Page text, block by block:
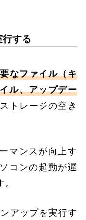
行する
なファイル（キ
ル、アップデー
トレージの空き
マンスが向上す
コンの起動が遅
アップを実行す